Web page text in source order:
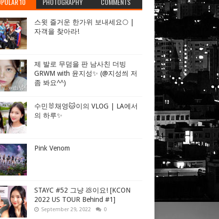
스윗 즐거운 한가위 보내세요🌕 |
자객을 찾아라!
제 발로 무덤을 판 남사친 더빙
GRWM with 윤지성✨ (@지성씌 저
좀 봐요^^)
수민🐰채영🐱이의 VLOG | LA에서
의 하루✨
Pink Venom
STAYC #52 그냥 💩이요! [KCON
2022 US TOUR Behind #1]
September 29, 2022 0